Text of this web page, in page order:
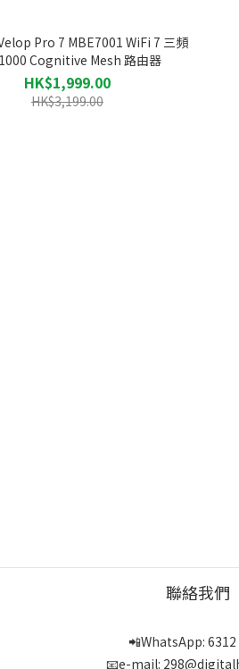
Pro 7 MBE7001 WiFi 7 三頻
Cognitive Mesh 路由器
HK$1,999.00
HK$3,199.00
聯絡我們
📲WhatsApp: 6312
📧e-mail: